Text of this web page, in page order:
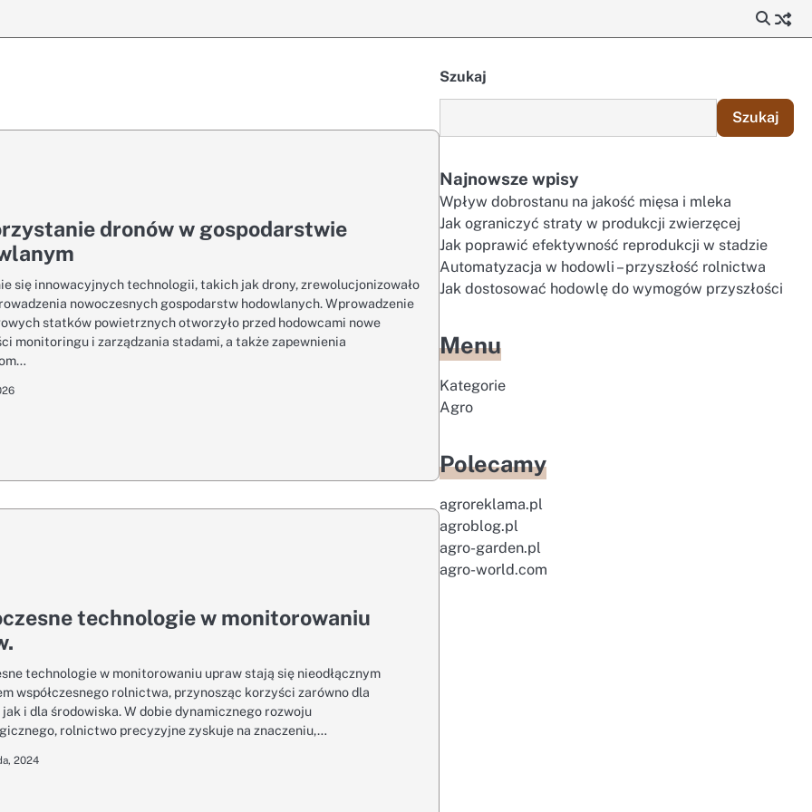
dronów w gospodarstwie
się innowacyjnych technologii, takich jak drony, zrewolucjonizowało
nowoczesnych gospodarstw hodowlanych. Wprowadzenie
statków powietrznych otworzyło przed hodowcami nowe
monitoringu i zarządzania stadami, a także zapewnienia
technologie w monitorowaniu
technologie w monitorowaniu upraw stają się nieodłącznym
współczesnego rolnictwa, przynosząc korzyści zarówno dla
i dla środowiska. W dobie dynamicznego rozwoju
rolnictwo precyzyjne zyskuje na znaczeniu,…
2024
Szukaj
Szukaj
Najnowsze wpisy
Wpływ dobrostanu na jakość mięsa i mleka
Jak ograniczyć straty w produkcji zwierzęcej
Jak poprawić efektywność reprodukcji w stadzie
Automatyzacja w hodowli – przyszłość rolnictwa
Jak dostosować hodowlę do wymogów przyszłości
Menu
Kategorie
Agro
Polecamy
agroreklama.pl
agroblog.pl
agro-garden.pl
agro-world.com